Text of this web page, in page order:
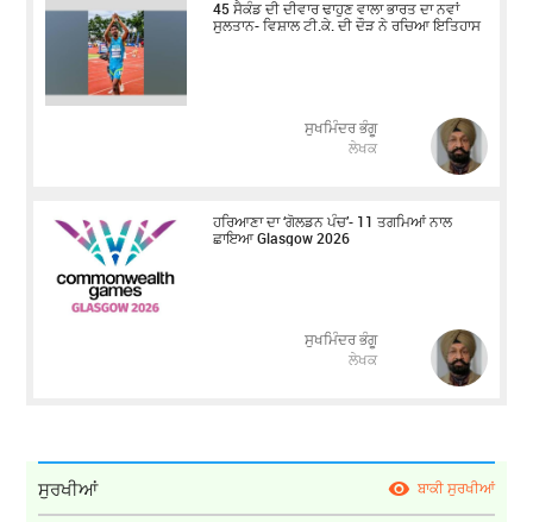
45 ਸੈਕੰਡ ਦੀ ਦੀਵਾਰ ਢਾਹੁਣ ਵਾਲਾ ਭਾਰਤ ਦਾ ਨਵਾਂ
ਸੁਲਤਾਨ- ਵਿਸ਼ਾਲ ਟੀ.ਕੇ. ਦੀ ਦੌੜ ਨੇ ਰਚਿਆ ਇਤਿਹਾਸ
ਸੁਖਮਿੰਦਰ ਭੰਗੂ
ਲੇਖਕ
ਹਰਿਆਣਾ ਦਾ ‘ਗੋਲਡਨ ਪੰਚ’- 11 ਤਗਮਿਆਂ ਨਾਲ
ਛਾਇਆ Glasgow 2026
ਸੁਖਮਿੰਦਰ ਭੰਗੂ
ਲੇਖਕ
ਸੁਰਖੀਆਂ ਬਾਕੀ ਸੁਰਖੀਆਂ